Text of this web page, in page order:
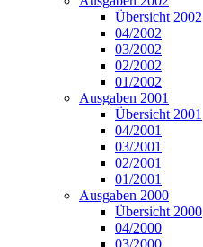
Übersicht 2002
04/2002
03/2002
02/2002
01/2002
Ausgaben 2001
Übersicht 2001
04/2001
03/2001
02/2001
01/2001
Ausgaben 2000
Übersicht 2000
04/2000
03/2000